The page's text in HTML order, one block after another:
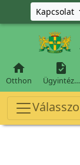
Ugrás a főKapcsolat

Otthon

Ügyintéz…